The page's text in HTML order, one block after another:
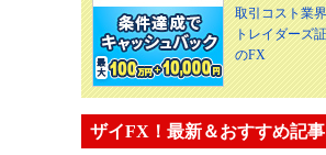
取引コスト業
トレイダーズ
のFX
ザイFX！最新＆おすすめ記事